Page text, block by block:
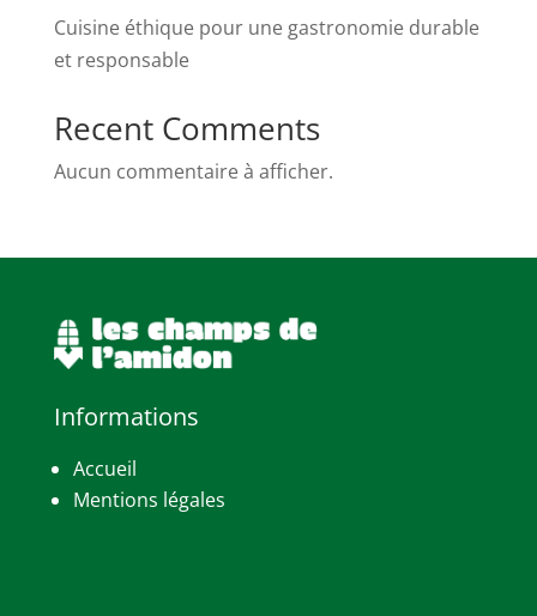
Cuisine éthique pour une gastronomie durable
et responsable
Recent Comments
Aucun commentaire à afficher.
Informations
Accueil
Mentions légales